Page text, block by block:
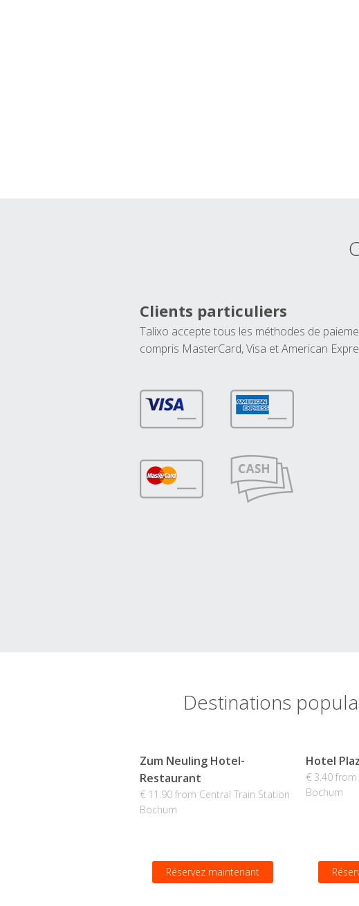
Clients particuliers
Talixo accepte tous les méthodes de
compris MasterCard, Visa et American
Destinations
Zum Neuling Hotel-
Restaurant
€ 11.90 from Central Train Station
Bochum
Réservez maintenant
Hotel
€ 3.40
Bochum